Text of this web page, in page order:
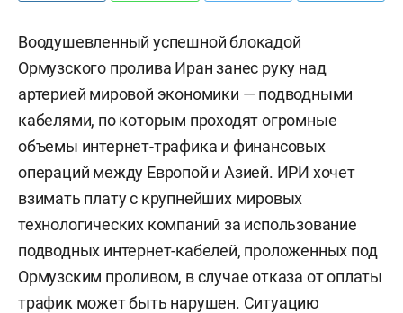
Воодушевленный успешной блокадой
Ормузского пролива Иран занес руку над
артерией мировой экономики — подводными
кабелями, по которым проходят огромные
объемы интернет-трафика и финансовых
операций между Европой и Азией. ИРИ хочет
взимать плату с крупнейших мировых
технологических компаний за использование
подводных интернет-кабелей, проложенных под
Ормузским проливом, в случае отказа от оплаты
трафик может быть нарушен. Ситуацию